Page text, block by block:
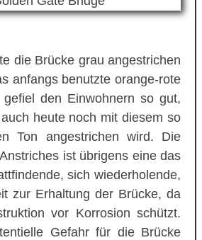
die Brücke grau angestrichen
anfangs benutzte orange-rote
gefiel den Einwohnern so gut,
heute noch mit diesem so
Ton angestrichen wird. Die
ist übrigens eine das
sich wiederholende,
zur Erhaltung der Brücke, da
vor Korrosion schützt.
Gefahr für die Brücke